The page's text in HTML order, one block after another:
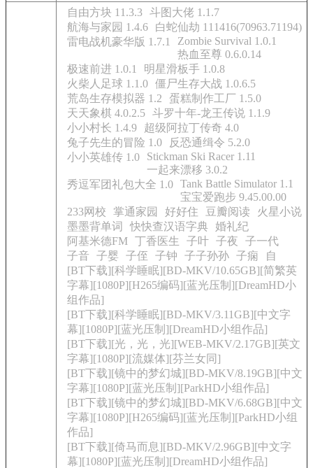
自由方块 11.3.3 斗图大佬 1.1.7
航海与家园 1.4.6
白蛇仙劫 111416(70963.71194)
雷电战机豪华版 1.7.1
Zombie Survival 1.0.1
热血至尊 0.6.0.14
极速前进 1.0.1
明星滑板手 1.0.8
火柴人足球 1.1.0 僵尸生存大战 1.0.6.5
荒岛生存模拟器 1.2
蛋糕制作工厂 1.5.0
天天象棋 4.0.2.5 斗罗十年-龙王传说 1.1.9
小小村长 1.4.9
超级阿拉丁传奇 4.0
兔子先生的冒险 1.0
反恐通缉令 5.2.0
小小英雄传 1.0
Stickman Ski Racer 1.11
一起来漂移 3.0.2
秀逗军团礼包大全 1.0 Tank Battle Simulator 1.1
宝宝爱跑步 9.45.00.00
233网校
掌通家园 好好住 豆瓣阅读
火星小说
墨墨背单词
快快查汉语字典 婚礼纪
阿基米德FM 丁香医生 子叶 子夜
子一代
子音
子婴 子侄 子钟 子子孙孙 子痫
自
[BT下载][科学睡眠][BD-MKV/10.65GB][简繁英
字幕][1080P][H265编码][蓝光压制][DreamHD小
组作品]
[BT下载][科学睡眠][BD-MKV/3.11GB][中文字
幕][1080P][蓝光压制][DreamHD小组作品]
[BT下载][光，光，光][WEB-MKV/2.17GB][英文
字幕][1080P][流媒体][芬兰女同]
[BT下载][镜中的梦幻城][BD-MKV/8.19GB][中文
字幕][1080P][蓝光压制][ParkHD小组作品]
[BT下载][镜中的梦幻城][BD-MKV/6.68GB][中文
字幕][1080P][H265编码][蓝光压制][ParkHD小组
作品]
[BT下载][倚马而息][BD-MKV/2.96GB][中文字
幕][1080P][蓝光压制][DreamHD小组作品]